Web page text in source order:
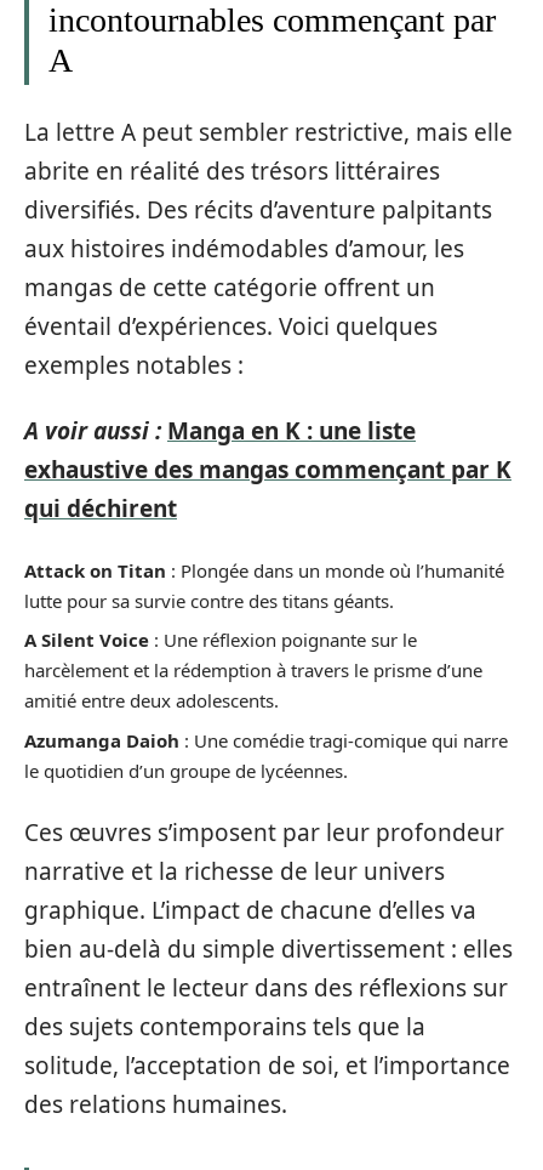
incontournables commençant par
A
La lettre A peut sembler restrictive, mais elle
abrite en réalité des trésors littéraires
diversifiés. Des récits d’aventure palpitants
aux histoires indémodables d’amour, les
mangas de cette catégorie offrent un
éventail d’expériences. Voici quelques
exemples notables :
A voir aussi : Manga en K : une liste
exhaustive des mangas commençant par K
qui déchirent
Attack on Titan : Plongée dans un monde où l’humanité
lutte pour sa survie contre des titans géants.
A Silent Voice : Une réflexion poignante sur le
harcèlement et la rédemption à travers le prisme d’une
amitié entre deux adolescents.
Azumanga Daioh : Une comédie tragi-comique qui narre
le quotidien d’un groupe de lycéennes.
Ces œuvres s’imposent par leur profondeur
narrative et la richesse de leur univers
graphique. L’impact de chacune d’elles va
bien au-delà du simple divertissement : elles
entraînent le lecteur dans des réflexions sur
des sujets contemporains tels que la
solitude, l’acceptation de soi, et l’importance
des relations humaines.